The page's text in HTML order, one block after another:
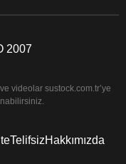
2007
videolar sustock.com.tr’ye
TelifsizHakkımızda